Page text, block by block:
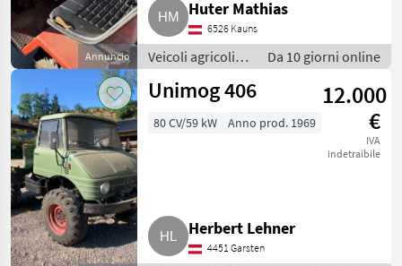
Annuncio
Huter Mathias
6526 Kauns
Veicoli agricoli a
motore / Carri a
motore
Da 10 giorni online
Unimog 406
12.000
€
IVA
indetraibile
80 CV/59 kW Anno prod. 1969
Herbert Lehner
4451 Garsten